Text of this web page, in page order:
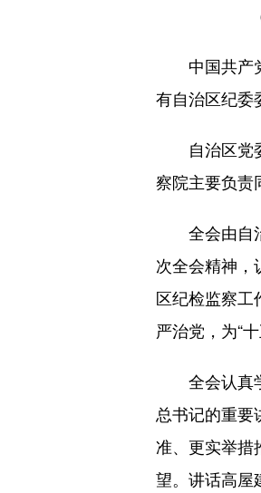
中国共产党
有自治区纪委
自治区党委
察院主要负责
全会由自治
次全会精神，
区纪检监察工
严治党，为“
全会认真学
总书记的重要
准、更实举措
望。讲话高屋